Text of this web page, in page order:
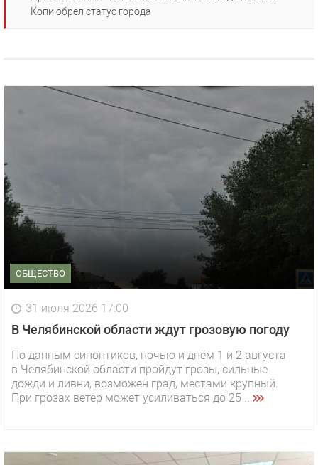
Копи обрел статус города
ОБЩЕСТВО
31 июля 2026 17:00
В Челябинской области ждут грозовую погоду
По данным синоптиков, ночью и днём 1 и 2 августа
в Челябинской области пройдут грозы, сильные
дожди и ливни, возможен град, местами крупный.
При грозах ветер может усиливаться до 25 ...